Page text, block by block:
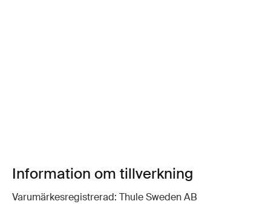
Information om tillverkning
Varumärkesregistrerad: Thule Sweden AB